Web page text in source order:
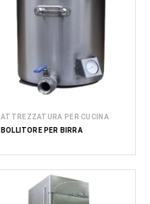
ATTREZZATURA PER CUCINA
BOLLITORE PER BIRRA